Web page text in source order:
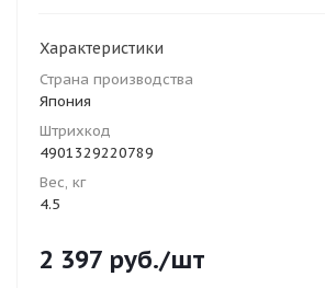
Характеристики
Страна производства
Япония
Штрихкод
4901329220789
Вес, кг
4.5
2 397 руб./шт